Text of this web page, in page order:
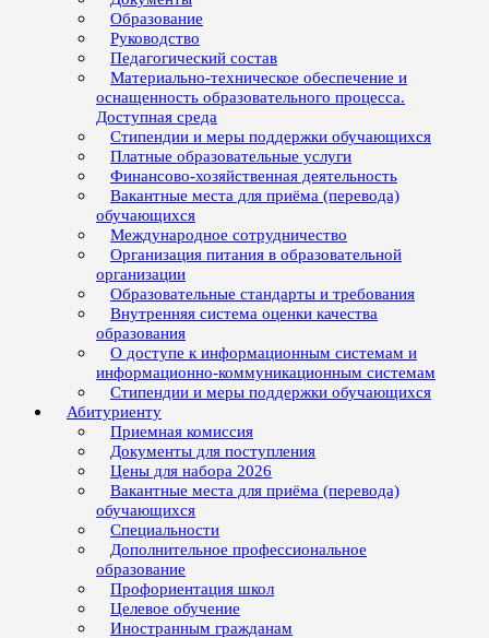
Образование
Руководство
Педагогический состав
Материально-техническое обеспечение и
оснащенность образовательного процесса.
Доступная среда
Стипендии и меры поддержки обучающихся
Платные образовательные услуги
Финансово-хозяйственная деятельность
Вакантные места для приёма (перевода)
обучающихся
Международное сотрудничество
Организация питания в образовательной
организации
Образовательные стандарты и требования
Внутренняя система оценки качества
образования
О доступе к информационным системам и
информационно-коммуникационным системам
Стипендии и меры поддержки обучающихся
Абитуриенту
Приемная комиссия
Документы для поступления
Цены для набора 2026
Вакантные места для приёма (перевода)
обучающихся
Специальности
Дополнительное профессиональное
образование
Профориентация школ
Целевое обучение
Иностранным гражданам